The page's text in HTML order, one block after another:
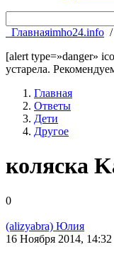
Главнаяimho24.info /
[alert type=»danger»
устарела.
Главная
Ответы
Дети
Другое
коляска
0
(alizyabra) Юлия
16 Ноября 2014, 14:32